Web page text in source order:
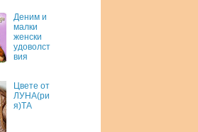
Деним и
малки
женски
удоволст
вия
Цвете от
ЛУНА(ри
я)ТА